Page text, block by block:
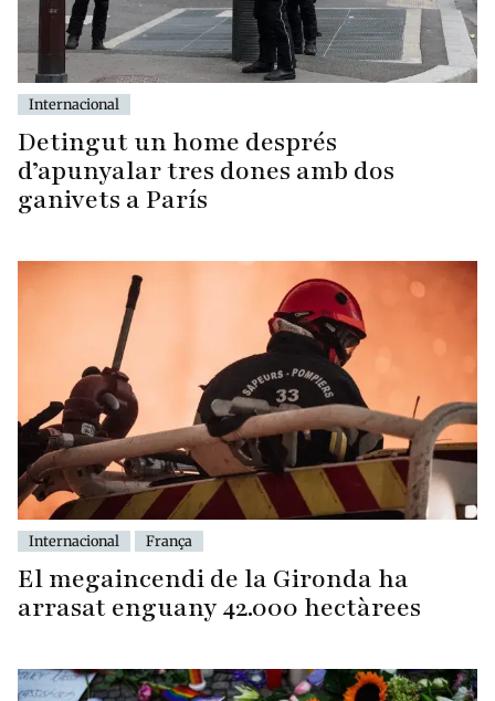
Internacional
Detingut un home després
d’apunyalar tres dones amb dos
ganivets a París
Internacional França
El megaincendi de la Gironda ha
arrasat enguany 42.000 hectàrees